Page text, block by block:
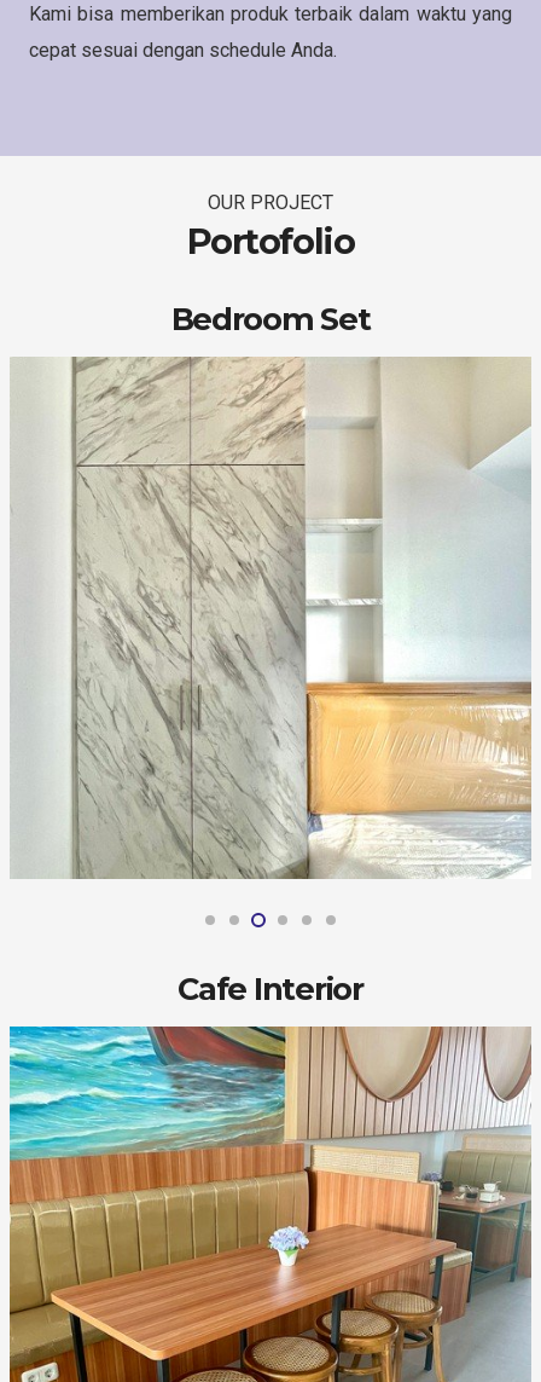
Kami bisa memberikan produk terbaik dalam waktu yang
cepat sesuai dengan schedule Anda.
OUR PROJECT
Portofolio
Bedroom Set
Cafe Interior